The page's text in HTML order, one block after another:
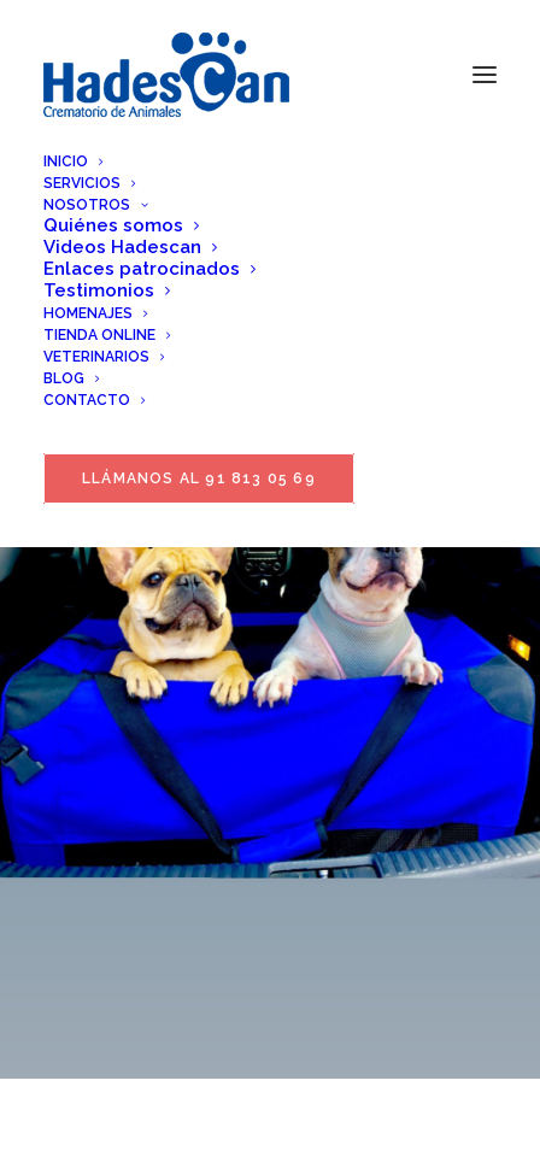
INICIO
SERVICIOS
NOSOTROS
Quiénes somos
Videos Hadescan
Enlaces patrocinados
Testimonios
HOMENAJES
TIENDA ONLINE
VETERINARIOS
BLOG
CONTACTO
LLÁMANOS AL 91 813 05 69